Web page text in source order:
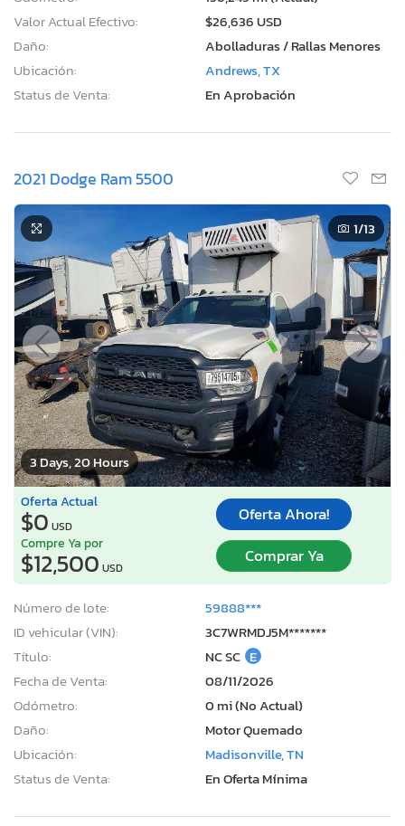
Valor Actual Efectivo:
$26,636 USD
Daño:
Abolladuras / Rallas Menores
Ubicación:
Andrews, TX
Status de Venta:
En Aprobación
2021 Dodge Ram 5500
3 Days, 20 Hours
1/13
Oferta Actual
$0 USD
Oferta Ahora!
Compre Ya por
$12,500 USD
Comprar Ya
Número de lote:
59888***
ID vehicular (VIN):
3C7WRMDJ5M*******
Título:
NC SC E
Fecha de Venta:
08/11/2026
Odómetro:
0 mi (No Actual)
Daño:
Motor Quemado
Ubicación:
Madisonville, TN
Status de Venta:
En Oferta Mínima